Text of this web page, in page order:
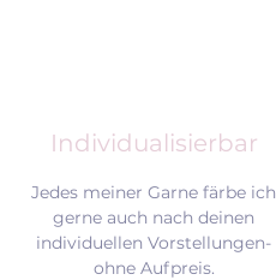
Individualisierbar
Jedes meiner Garne färbe ich
gerne auch nach deinen
individuellen Vorstellungen-
ohne Aufpreis.